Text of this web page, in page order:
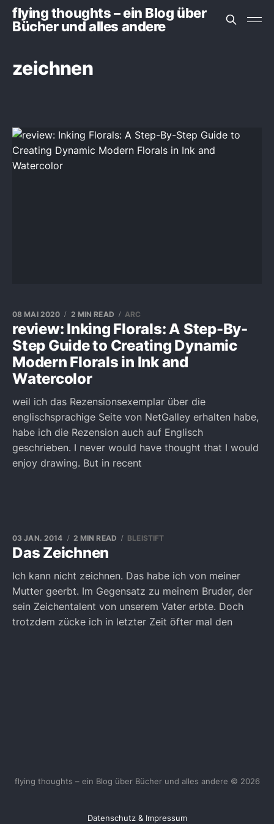
flying thoughts – ein Blog über
Bücher und alles andere
zeichnen
review: Inking Florals: A Step-By-
Step Guide to Creating Dynamic
Modern Florals in Ink and
Watercolor
08 MAI 2020 2 MIN READ ARC
weil ich das Rezensionsexemplar über die
englischsprachige Seite von NetGalley erhalten habe,
habe ich die Rezension auch auf Englisch
geschrieben. I never would have thought that I would
enjoy drawing. But in recent
Das Zeichnen
03 JAN. 2014 2 MIN READ BLEISTIFT
Ich kann nicht zeichnen. Das habe ich von meiner
Mutter geerbt. Im Gegensatz zu meinem Bruder, der
sein Zeichentalent von unserem Vater erbte. Doch
trotzdem zücke ich in letzter Zeit öfter mal den
flying thoughts – ein Blog über Bücher und alles andere © 2026
Datenschutz & Impressum